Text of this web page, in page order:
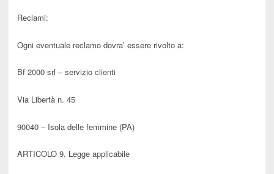
Reclami:
Ogni eventuale reclamo dovra’ essere rivolto a:
Bf 2000 srl – servizio clienti
Via Libertà n. 45
90040 – Isola delle femmine (PA)
ARTICOLO 9. Legge applicabile